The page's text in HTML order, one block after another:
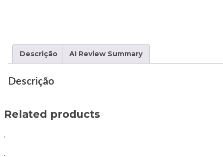
Descrição AI Review Summary
Descrição
Related products
.
.